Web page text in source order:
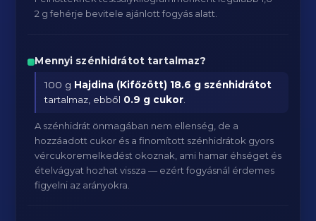
2 g fehérje bevitele ajánlott fogyás alatt.
Mennyi szénhidrátot tartalmaz?
100 g Hajdina (Kifőzött) 18.6 g szénhidrátot
tartalmaz, ebből 0.9 g cukor
A szénhidrát önmagában nem ellenség, de a
hozzáadott cukor és a finomított szénhidrátok gyors
vércukoremelkedést okoznak, ami hamar éhséget és
ételvágyat hozhat vissza — ezért fogyásnál érdemes
figyelni az arányokra.